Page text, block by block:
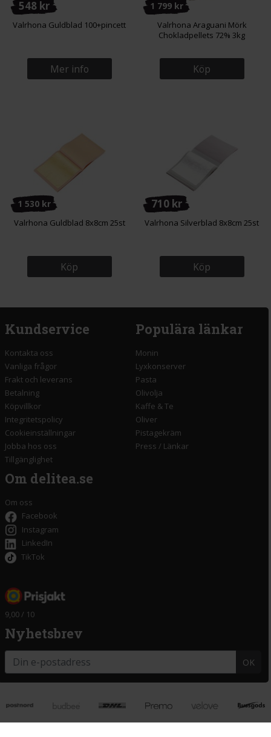
548 kr
Valrhona Guldblad 100+pincett
Mer info
1 799 kr
Valrhona Araguani Mörk
Chokladpellets 72% 3kg
Köp
1 530 kr
Valrhona Guldblad 8x8cm 25st
Köp
710 kr
Valrhona Silverblad 8x8cm 25st
Köp
Kundservice
Kontakta oss
Vanliga frågor
Frakt och leverans
Betalning
Köpvillkor
Integritetspolicy
Cookieinställningar
Jobba hos oss
Tillgänglighet
Populära länkar
Monin
Lyxkonserver
Pasta
Olivolja
Kaffe & Te
Oliver
Pistagekräm
Press / Länkar
Om delitea.se
Om oss
Facebook
Instagram
LinkedIn
TikTok
9,00 / 10
Nyhetsbrev
OK